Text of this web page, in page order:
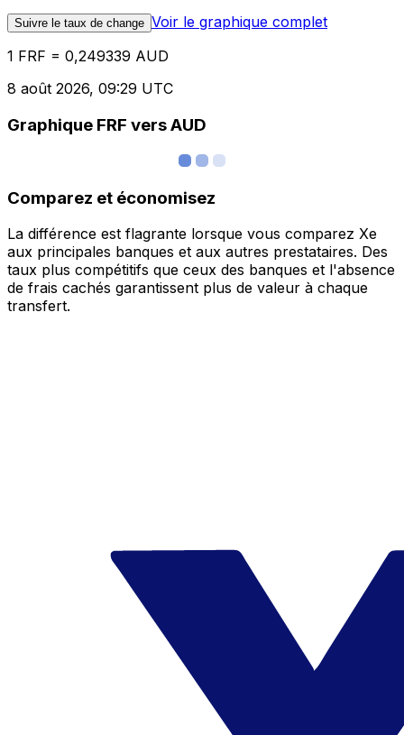
Suivre le taux de change Voir le graphique complet
1 FRF = 0,249339 AUD
8 août 2026, 09:29 UTC
Graphique FRF vers AUD
Comparez et économisez
La différence est flagrante lorsque vous comparez Xe
aux principales banques et aux autres prestataires. Des
taux plus compétitifs que ceux des banques et l'absence
de frais cachés garantissent plus de valeur à chaque
transfert.